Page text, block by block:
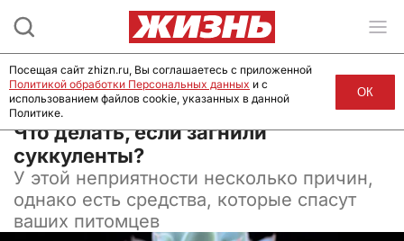
27 августа 2024, 08:00
Что делать, если загнили
суккуленты?
У этой неприятности несколько причин,
однако есть средства, которые спасут
ваших питомцев
Посещая сайт zhizn.ru, Вы соглашаетесь с приложенной
Политикой обработки Персональных данных и с
использованием файлов cookie, указанных в данной
Политике.
ОК